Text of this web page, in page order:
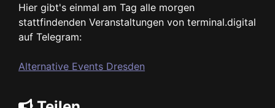
Hier gibt's einmal am Tag alle morgen
stattfindenden Veranstaltungen von terminal.digital
auf Telegram:
Alternative Events Dresden